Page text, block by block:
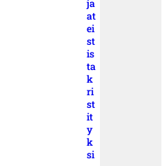
ja
at
ei
st
is
ta
k
ri
st
it
y
k
si